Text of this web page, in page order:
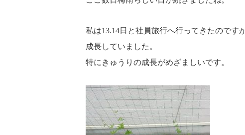
私は13.14日と社員旅行へ行ってきたのです
成長していました。
特にきゅうりの成長がめざましいです。